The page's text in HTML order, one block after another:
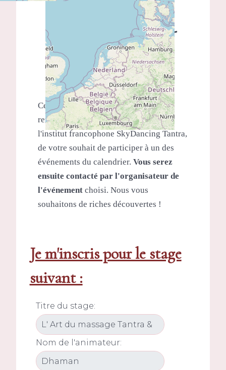
Demande de
renseignements -
Inscription
Ce formulaire de pré-inscription
renseigne Nital Brinkley, directrice de
l'institut francophone SkyDancing Tantra,
de votre souhait de participer à un des
événements du calendrier.Vous serez
ensuite contacté par l'organisateur de
l'événement choisi. Nous vous
souhaitons de riches découvertes !
Je m'inscris pour le stage
suivant :
Titre du stage:
Nom de l'animateur: